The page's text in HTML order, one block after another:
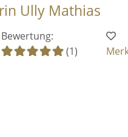
Ully Mathias
Bewertung:
(1)